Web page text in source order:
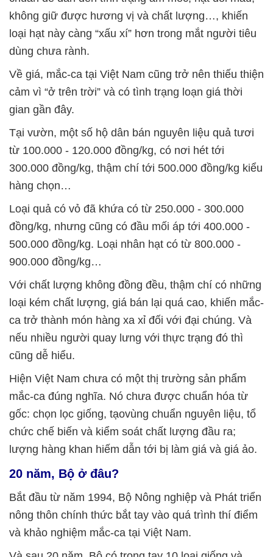
không giữ được hương vị và chất lượng…, khiến
loại hạt này càng “xấu xí” hơn trong mắt người tiêu
dùng chưa rành.
Về giá, mắc-ca tại Việt Nam cũng trở nên thiếu thiện
cảm vì “ở trên trời” và có tình trạng loạn giá thời
gian gần đây.
Tại vườn, một số hộ dân bán nguyên liệu quả tươi
từ 100.000 - 120.000 đồng/kg, có nơi hét tới
300.000 đồng/kg, thậm chí tới 500.000 đồng/kg kiểu
hàng chọn…
Loại quả có vỏ đã khứa có từ 250.000 - 300.000
đồng/kg, nhưng cũng có đầu mối áp tới 400.000 -
500.000 đồng/kg. Loại nhân hạt có từ 800.000 -
900.000 đồng/kg…
Với chất lượng không đồng đều, thậm chí có những
loại kém chất lượng, giá bán lại quá cao, khiến mắc-
ca trở thành món hàng xa xỉ đối với đại chúng. Và
nếu nhiều người quay lưng với thực trạng đó thì
cũng dễ hiểu.
Hiện Việt Nam chưa có một thị trường sản phẩm
mắc-ca đúng nghĩa. Nó chưa được chuẩn hóa từ
gốc: chọn lọc giống, tạovùng chuẩn nguyên liệu, tổ
chức chế biến và kiểm soát chất lượng đầu ra;
lượng hàng khan hiếm dẫn tới bị làm giá và giá ảo.
20 năm, Bộ ở đâu?
Bắt đầu từ năm 1994, Bộ Nông nghiệp và Phát triển
nông thôn chính thức bắt tay vào quá trình thí điểm
và khảo nghiệm mắc-ca tại Việt Nam.